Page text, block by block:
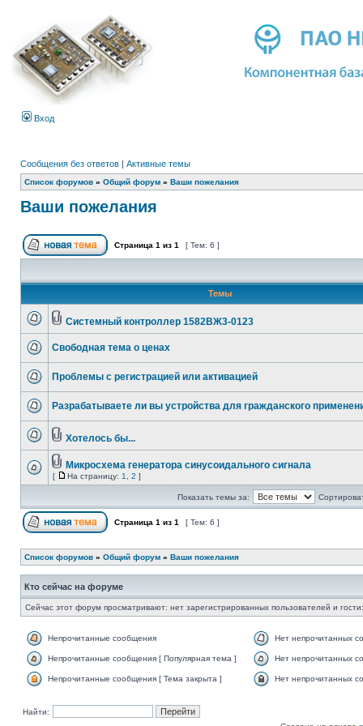
Вход
Сообщения без ответов | Активные темы
Список форумов » Общий форум » Ваши пожелания
Ваши пожелания
Страница 1 из 1 [ Тем: 6 ]
Темы
Системный контроллер 1582ВЖ3-0123
Свободная тема о ценах
Проблемы с регистрацией или активацией
Разрабатываете ли вы устройства для гражданского
Хотелось бы...
Микросхема генератора синусоидального сигнала
[ На страницу: 1 2 ]
Показать темы за:
Страница 1 из 1 [ Тем: 6 ]
Список форумов » Общий форум » Ваши пожелания
Кто сейчас на форуме
Сейчас этот форум просматривают: нет зарегистрированных пользователей и
Непрочитанные сообщения Нет непрочитанных
Непрочитанные сообщения [ Популярная тема ] Нет непрочитанных
Непрочитанные сообщения [ Тема закрыта ] Нет непрочитанных
Найти: